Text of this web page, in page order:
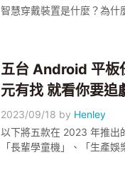
智慧穿戴裝置是什麼？為什
五台 Android 平
元有找 就看你要追
2023/09/18 by Henley
以下將五款在 2023 年推出
「長輩學童機」、「生產